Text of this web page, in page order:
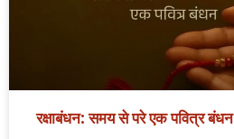
रक्षाबंधन: समय से परे एक पवित्र बंधन